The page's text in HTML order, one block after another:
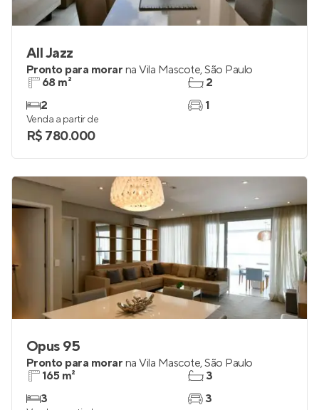
All Jazz
Pronto para morar na Vila Mascote,São Paulo
68 m²
2
2
1
Venda a partir de
R$ 780.000
Opus 95
Pronto para morar na Vila Mascote,São Paulo
165 m²
3
3
3